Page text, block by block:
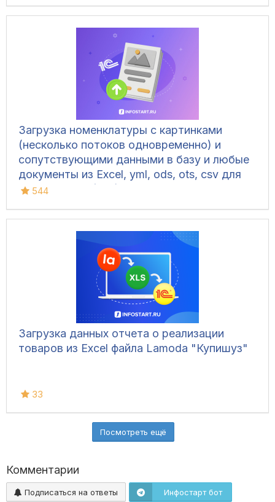
Загрузка номенклатуры c картинками
(несколько потоков одновременно) и
сопутствующими данными в базу и любые
документы из Excel, yml, ods, ots, csv для
УТ 10.3, УТ 11 (все), БП 3, КА 2, ERP 2, УНФ
544
Загрузка данных отчета о реализации
товаров из Excel файла Lamoda "Купишуз"
33
Посмотреть ещё
Комментарии
Подписаться на ответы Инфостарт бот